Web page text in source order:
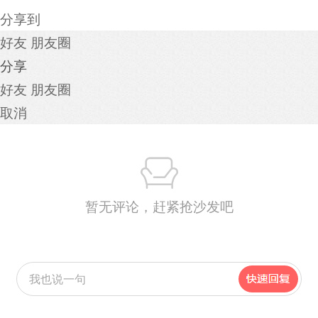
分享到
好友 朋友圈
分享
好友 朋友圈
取消
暂无评论，赶紧抢沙发吧